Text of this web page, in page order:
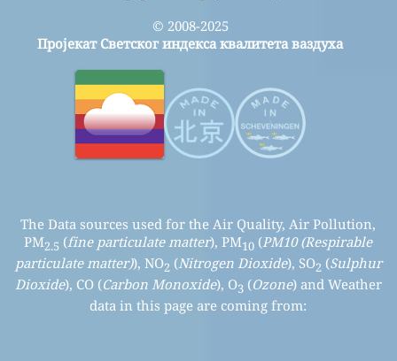
© 2008-2025
Пројекат Светског индекса квалитета ваздуха
The Data sources used for the Air Quality, Air Pollution,
PM2.5 (fine particulate matter), PM10 (PM10 (Respirable
particulate matter)), NO2 (Nitrogen Dioxide), SO2 (Sulphur
Dioxide), CO (Carbon Monoxide), O3 (Ozone) and Weather
data in this page are coming from: